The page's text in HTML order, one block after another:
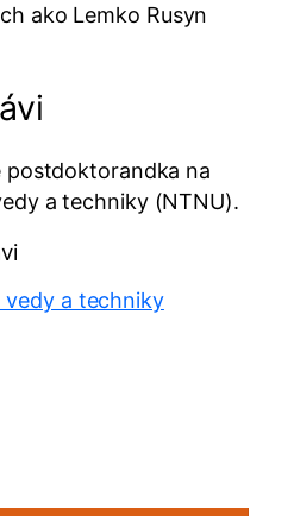
ako Lemko Rusyn
postdoktorandka na
a techniky (NTNU).
a techniky